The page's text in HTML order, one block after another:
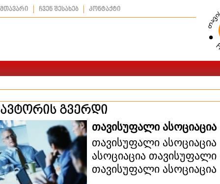
მთავარი ჩვენ შესახებ კონტაქტი
ავტორის გვერდი
თავისუფალი ასოციაცია
თავისუფალი
ასოციაცია თავისუფალი
თავისუფალი ასოციაცია